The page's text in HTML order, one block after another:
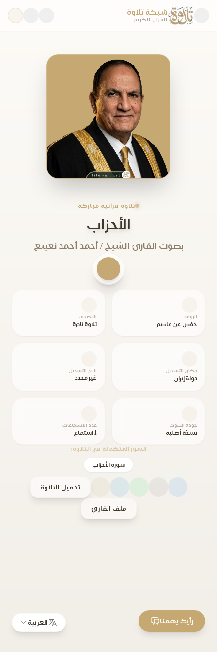
شبكة تلاوة
للقرآن الكريم
تلاوة قرآنية مباركة
الأحزاب
بصوت القارئ الشيخ / أحمد أحمد نعينع
الرواية
حفص عن عاصم
المصحف
تلاوة نادرة
مكان التسجيل
دولة إيران
تاريخ التسجيل
غير محدد
جودة الصوت
نسخة أصلية
عدد الاستماعات
1 استماع
السور المتضمنة في التلاوة:
سورة الأحزاب
تحميل التلاوة
ملف القارئ
العربية رأيك يهمنا